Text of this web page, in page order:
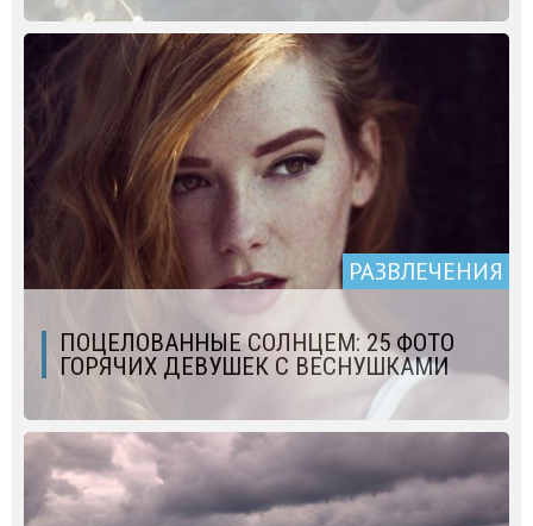
РАЗВЛЕЧЕНИЯ
ПОЦЕЛОВАННЫЕ СОЛНЦЕМ: 25 ФОТО
ГОРЯЧИХ ДЕВУШЕК С ВЕСНУШКАМИ